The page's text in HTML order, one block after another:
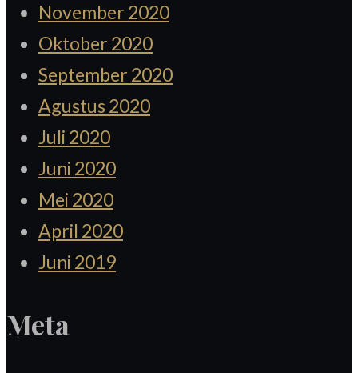
November 2020
Oktober 2020
September 2020
Agustus 2020
Juli 2020
Juni 2020
Mei 2020
April 2020
Juni 2019
Meta